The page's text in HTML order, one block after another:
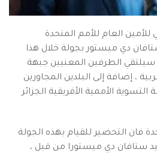
العام للأمم المتحدة
دي ميستور بجولة خلال هذا
الطرفين المعنيين جبهة
، إضافة إلى البلدين المجاورين
الأممية الأفريقية الجزائر
فان التحضير للقيام بهذه الجولة
ستافان دي ميستورا من قبل ،